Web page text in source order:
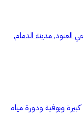
العنود, مدينة الدمام,
وبوفية ودورة مياه